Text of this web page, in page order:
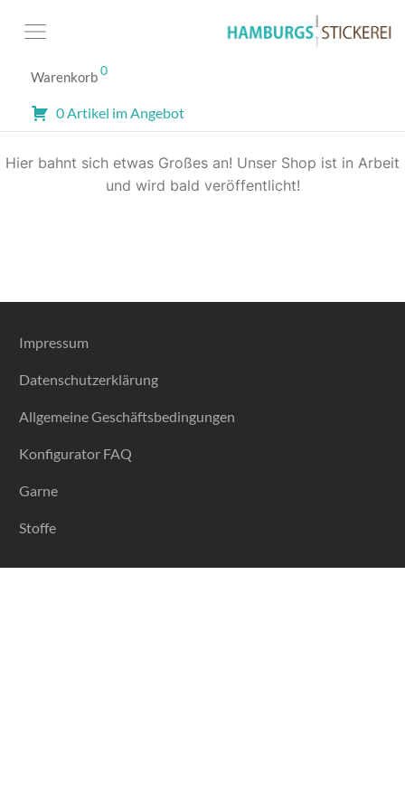
Warenkorb0
0 Artikel im Angebot
Großes kündigt sich an
Hier bahnt sich etwas Großes an! Unser Shop ist in Arbeit
und wird bald veröffentlicht!
Impressum
Datenschutzerklärung
Allgemeine Geschäftsbedingungen
Konfigurator FAQ
Garne
Stoffe